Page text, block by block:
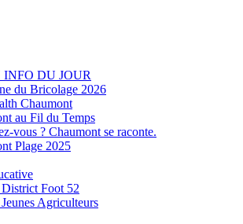
INFO DU JOUR
du Bricolage 2026
Chaumont
au Fil du Temps
vous ? Chaumont se raconte.
Plage 2025
District Foot 52
Agriculteurs